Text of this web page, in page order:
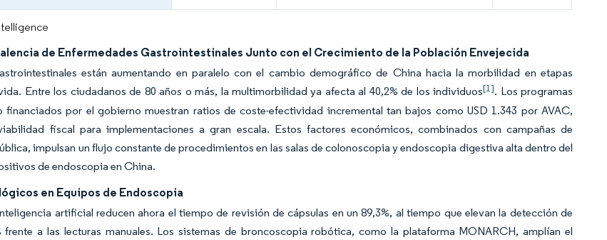
de Enfermedades Gastrointestinales Junto con el Crecimiento de la Población Envejecida
están aumentando en paralelo con el cambio demográfico de China hacia la morbilidad en etapas
Entre los ciudadanos de 80 años o más, la multimorbilidad ya afecta al 40,2% de los individuos[1]. Los programas
por el gobierno muestran ratios de coste-efectividad incremental tan bajos como USD 1.343 por AVAC,
fiscal para implementaciones a gran escala. Estos factores económicos, combinados con campañas de
impulsan un flujo constante de procedimientos en las salas de colonoscopia y endoscopia digestiva alta dentro del
de endoscopia en China.
en Equipos de Endoscopia
artificial reducen ahora el tiempo de revisión de cápsulas en un 89,3%, al tiempo que elevan la detección de
frente a las lecturas manuales. Los sistemas de broncoscopia robótica, como la plataforma MONARCH, amplían el